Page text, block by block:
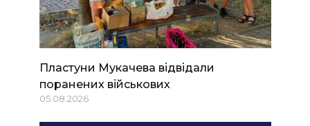
Пластуни Мукачева відвідали
поранених військових
05.08.2026